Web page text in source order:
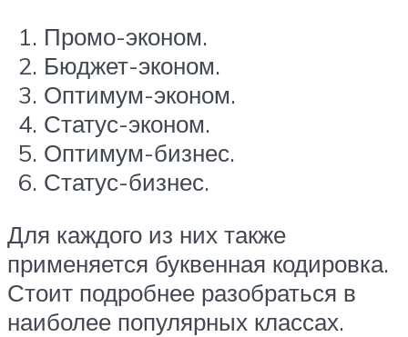
Промо-эконом.
Бюджет-эконом.
Оптимум-эконом.
Статус-эконом.
Оптимум-бизнес.
Статус-бизнес.
Для каждого из них также
применяется буквенная кодировка.
Стоит подробнее разобраться в
наиболее популярных классах.